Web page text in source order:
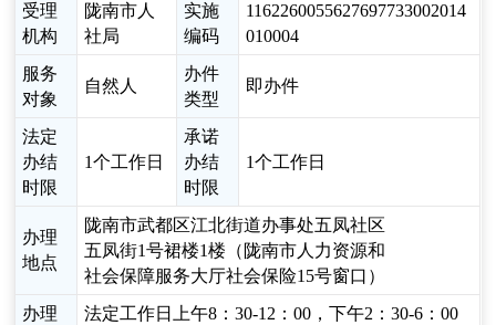
受理
机构
陇南市人
社局
实施
编码
1162260055627697733002014
010004
服务
对象
自然人
办件
类型
即办件
法定
办结
时限
1个工作日
承诺
办结
时限
1个工作日
办理
地点
陇南市武都区江北街道办事处五凤社区
五凤街1号裙楼1楼（陇南市人力资源和
社会保障服务大厅社会保险15号窗口）
办理
法定工作日上午8：30-12：00，下午2：30-6：00